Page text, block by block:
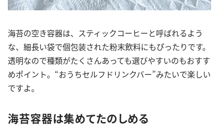
海苔の空き容器は、スティックコーヒーと呼ばれるよう
な、細長い袋で個包装された粉末飲料にもぴったりです。
透明なので種類がたくさんあっても選びやすいのもおすす
めポイント。“おうちセルフドリンクバー”みたいで楽しい
ですよ。
海苔容器は集めてたのしめる